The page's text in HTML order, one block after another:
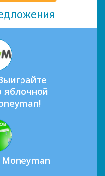
яблочной
Moneyman